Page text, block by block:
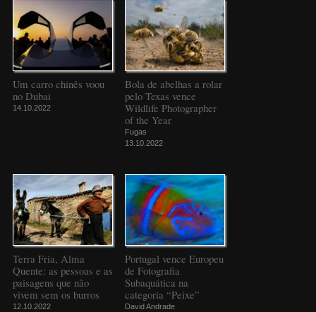
Um carro chinês voou
no Dubai
14.10.2022
Bola de abelhas a rolar
pelo Texas vence
Wildlife Photographer
of the Year
Fugas
13.10.2022
Terra Fria, Alma
Quente: as pessoas e as
paisagens que não
vivem sem os burros
12.10.2022
Portugal vence Europeu
de Fotografia
Subaquática na
categoria “Peixe”
David Andrade